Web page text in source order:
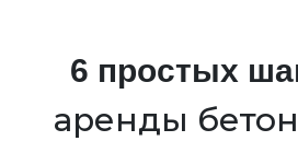
6 простых
аренды